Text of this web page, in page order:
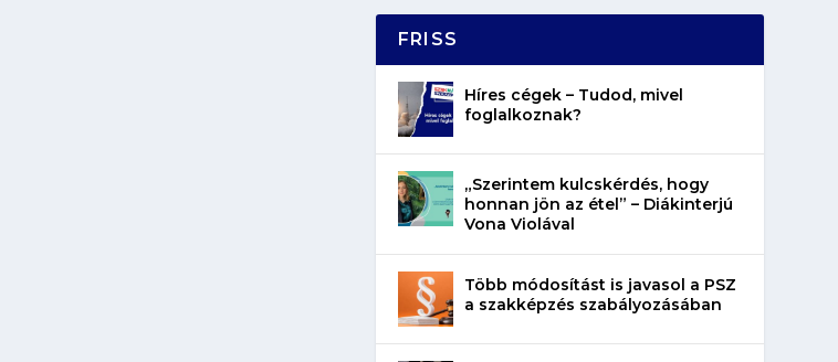
FRISS
Híres cégek – Tudod, mivel
foglalkoznak?
„Szerintem kulcskérdés, hogy
honnan jön az étel” – Diákinterjú
Vona Violával
Több módosítást is javasol a PSZ
a szakképzés szabályozásában